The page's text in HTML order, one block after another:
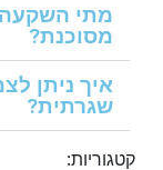
מתי
מסוכנת?
איך ניתן
שגרתית?
קטגוריות: